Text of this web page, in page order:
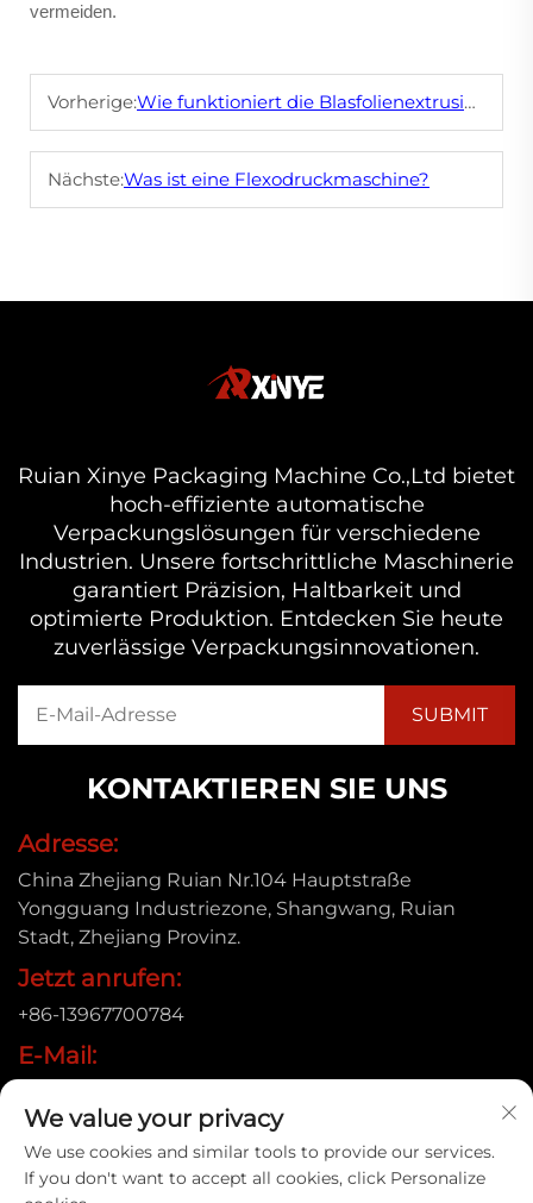
vermeiden.
Vorherige:Wie funktioniert die Blasfolienextrusion?
Nächste:Was ist eine Flexodruckmaschine?
Ruian Xinye Packaging Machine Co.,Ltd bietet
hoch-effiziente automatische
Verpackungslösungen für verschiedene
Industrien. Unsere fortschrittliche Maschinerie
garantiert Präzision, Haltbarkeit und
optimierte Produktion. Entdecken Sie heute
zuverlässige Verpackungsinnovationen.
KONTAKTIEREN SIE UNS
Adresse:
China Zhejiang Ruian Nr.104 Hauptstraße
Yongguang Industriezone, Shangwang, Ruian
Stadt, Zhejiang Provinz.
Jetzt anrufen:
+86-13967700784
E-Mail:
Urheberrecht © 2025 Ruian Xinye Packaging Machine
We value your privacy
We use cookies and similar tools to provide our services.
If you don't want to accept all cookies, click Personalize